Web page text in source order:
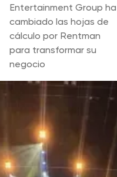
Entertainment Group ha
cambiado las hojas de
cálculo por Rentman
para transformar su
negocio